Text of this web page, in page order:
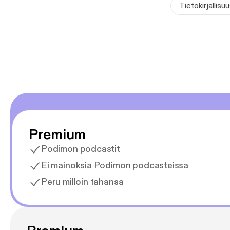
käy läpi
kirjoittanut
Premium
Podimon podcastit
Ei mainoksia Podimon podcasteissa
Peru milloin tahansa